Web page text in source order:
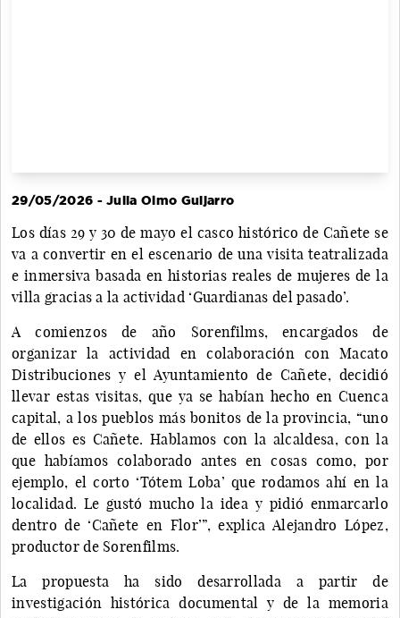
29/05/2026 - Julia Olmo Guijarro
Los días 29 y 30 de mayo el casco histórico de Cañete se
va a convertir en el escenario de una visita teatralizada
e inmersiva basada en historias reales de mujeres de la
villa gracias a la actividad ‘Guardianas del pasado’.
A comienzos de año Sorenfilms, encargados de
organizar la actividad en colaboración con Macato
Distribuciones y el Ayuntamiento de Cañete, decidió
llevar estas visitas, que ya se habían hecho en Cuenca
capital, a los pueblos más bonitos de la provincia, “uno
de ellos es Cañete. Hablamos con la alcaldesa, con la
que habíamos colaborado antes en cosas como, por
ejemplo, el corto ‘Tótem Loba’ que rodamos ahí en la
localidad. Le gustó mucho la idea y pidió enmarcarlo
dentro de ‘Cañete en Flor’”, explica Alejandro López,
productor de Sorenfilms.
La propuesta ha sido desarrollada a partir de
investigación histórica documental y de la memoria